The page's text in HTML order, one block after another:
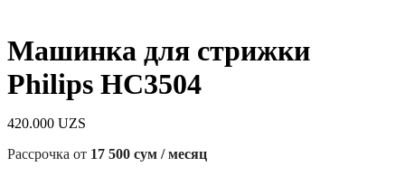
Машинка для стрижки
Philips HC3504
420.000 UZS
Рассрочка от 17 500 сум / месяц